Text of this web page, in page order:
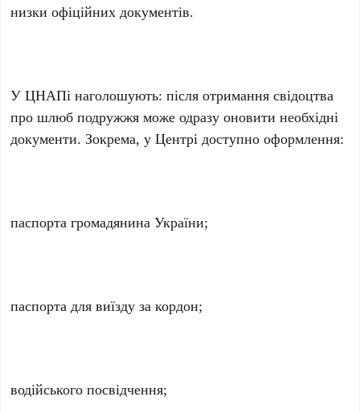
низки офіційних документів.
У ЦНАПі наголошують: після отримання свідоцтва
про шлюб подружжя може одразу оновити необхідні
документи. Зокрема, у Центрі доступно оформлення:
паспорта громадянина України;
паспорта для виїзду за кордон;
водійського посвідчення;